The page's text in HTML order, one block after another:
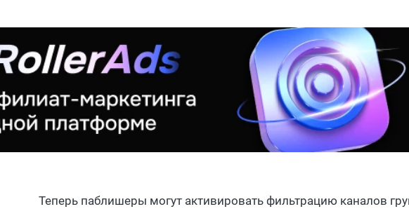
Теперь паблишеры могут активировать фильтрацию каналов